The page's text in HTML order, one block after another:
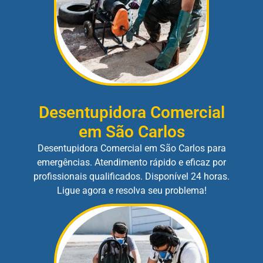
Desentupidora Comercial
em São Carlos
Desentupidora Comercial em São Carlos para
emergências. Atendimento rápido e eficaz por
profissionais qualificados. Disponível 24 horas.
Ligue agora e resolva seu problema!